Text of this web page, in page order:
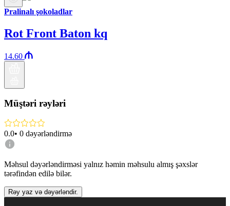
Pralinalı şokoladlar
Rot Front Baton kq
14.60
Müştəri rəyləri
0.0• 0 dəyərləndirmə
Məhsul dəyərləndirməsi yalnız həmin məhsulu almış şəxslər
tərəfindən edilə bilər.
Rəy yaz və dəyərləndir.